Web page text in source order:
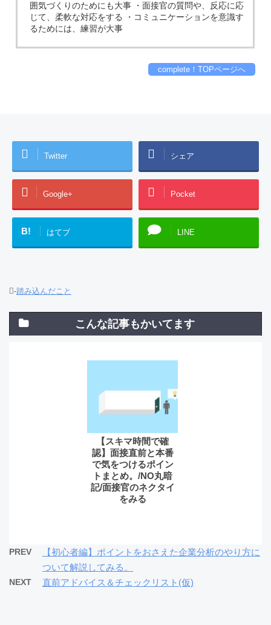
囲気づくりのためにも大事 ・面接官の質問や、反応に応
じて、柔軟な対応をする ・コミュニケーションを意識す
るためには、練習が大事
complete！TOPページへ
Twitter シェア
Google+ Pocket
B! はてブ LINE
-踏み込んだこと
こんな記事もかいてます
【スキマ時間で確
認】面接直前と本番
で気をつけるポイン
トまとめ。/NO丸暗
記/面接官のネクタイ
をみる
PREV
【初心者編】ポイントをおさえた企業分析のやり方に
ついて解説してみる。
NEXT 直前アドバイス＆チェックリスト(仮)